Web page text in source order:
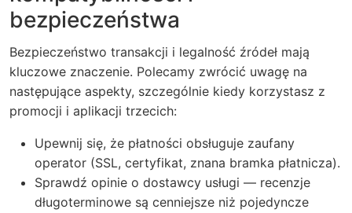
bezpieczeństwa
Bezpieczeństwo transakcji i legalność źródeł mają
kluczowe znaczenie. Polecamy zwrócić uwagę na
następujące aspekty, szczególnie kiedy korzystasz z
promocji i aplikacji trzecich:
Upewnij się, że płatności obsługuje zaufany
operator (SSL, certyfikat, znana bramka płatnicza).
Sprawdź opinie o dostawcy usługi — recenzje
długoterminowe są cenniejsze niż pojedyncze